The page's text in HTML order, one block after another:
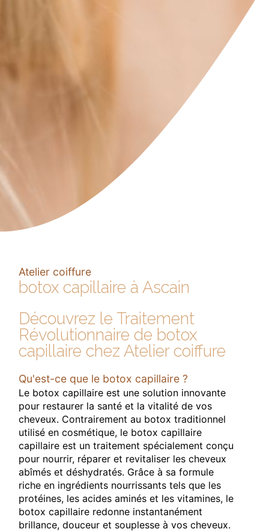
Atelier coiffure
botox capillaire à Ascain
Découvrez le Traitement
Révolutionnaire de botox
capillaire chez Atelier coiffure
Qu'est-ce que le botox capillaire ?
Le botox capillaire est une solution innovante
pour restaurer la santé et la vitalité de vos
cheveux. Contrairement au botox traditionnel
utilisé en cosmétique, le botox capillaire
capillaire est un traitement spécialement conçu
pour nourrir, réparer et revitaliser les cheveux
abîmés et déshydratés. Grâce à sa formule
riche en ingrédients nourrissants tels que les
protéines, les acides aminés et les vitamines, le
botox capillaire redonne instantanément
brillance, douceur et souplesse à vos cheveux.